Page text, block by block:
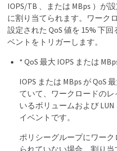
IOPS/TB 、または MBps ）が
に割り当てられます。ワーク
設定された QoS 値を 15% 下
ベントをトリガーします。
* QoS 最大 IOPS または
IOPS または MBps が QoS
ていて、ワークロードの
いるボリュームおよび
イベントです。
ポリシーグループにワー
られていない場合、割り当